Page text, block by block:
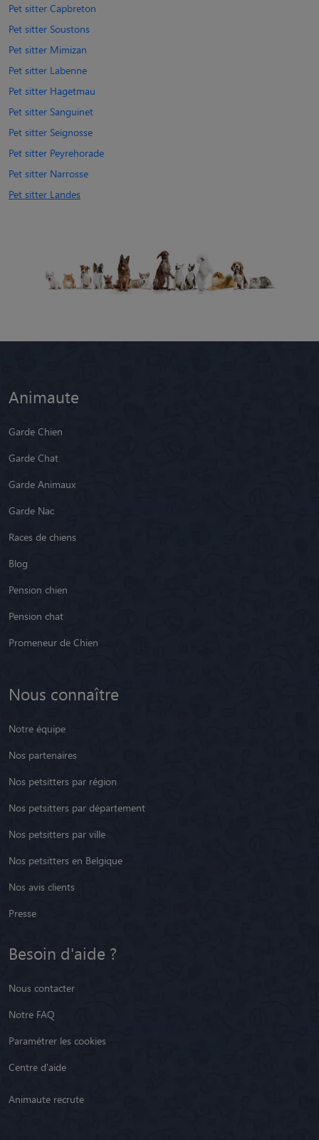
Pet sitter Capbreton
Pet sitter Soustons
Pet sitter Mimizan
Pet sitter Labenne
Pet sitter Hagetmau
Pet sitter Sanguinet
Pet sitter Seignosse
Pet sitter Peyrehorade
Pet sitter Narrosse
Pet sitter Landes
Animaute
Garde Chien
Garde Chat
Garde Animaux
Garde Nac
Races de chiens
Blog
Pension chien
Pension chat
Promeneur de Chien
Nous connaître
Notre équipe
Nos partenaires
Nos petsitters par région
Nos petsitters par département
Nos petsitters par ville
Nos petsitters en Belgique
Nos avis clients
Presse
Besoin d'aide ?
Nous contacter
Notre FAQ
Paramétrer les cookies
Centre d'aide
Animaute recrute